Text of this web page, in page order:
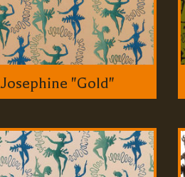
Josephine "Gold"